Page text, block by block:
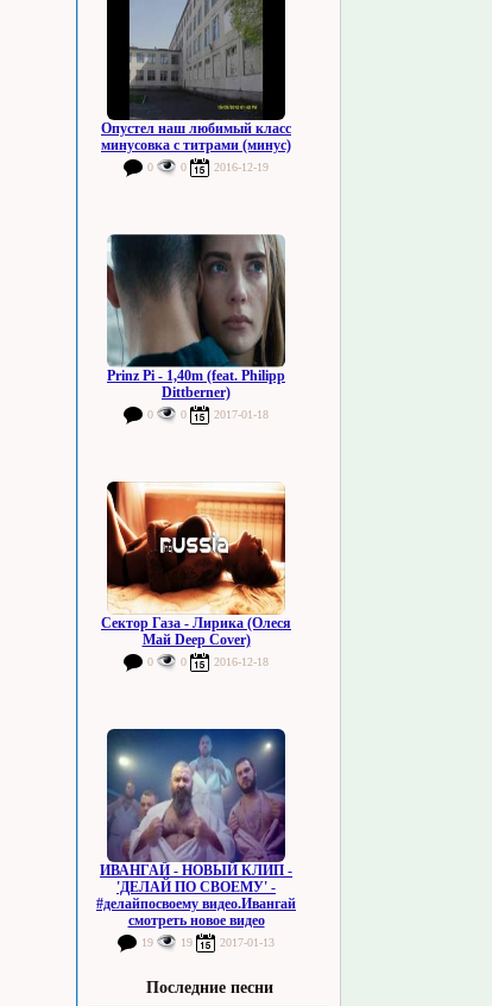
Опустел наш любимый класс
минусовка с титрами (минус)
0 0 2016-12-19
Prinz Pi - 1,40m (feat. Philipp
Dittberner)
0 0 2017-01-18
Сектор Газа - Лирика (Олеся
Май Deep Cover)
0 0 2016-12-18
ИВАНГАЙ - НОВЫЙ КЛИП -
'ДЕЛАЙ ПО СВОЕМУ' -
#делайпосвоему видео.Ивангай
смотреть новое видео
19 19 2017-01-13
Последние песни